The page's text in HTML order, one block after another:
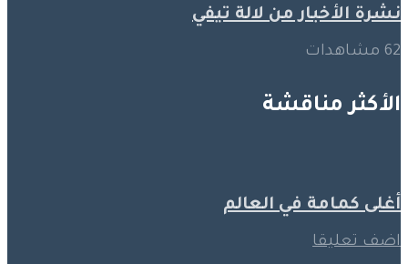
نشرة الأخبار من لالة تيفي
62 مشاهدات
الأكثر مناقشة
أغلى كمامة في العالم
اضف تعليقا